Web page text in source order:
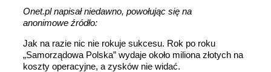
Onet.pl napisał niedawno, powołując się na
anonimowe źródło:
Jak na razie nic nie rokuje sukcesu. Rok po roku
„Samorządowa Polska” wydaje około miliona złotych na
koszty operacyjne, a zysków nie widać.